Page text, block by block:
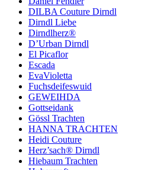
DILBA Couture Dirndl
Dirndl Liebe
Dirndlherz®
D’Urban Dirndl
El Picaflor
Escada
EvaVioletta
Fuchsdeifeswuid
GEWEIHDA
Gottseidank
Gössl Trachten
HANNA TRACHTEN
Heidi Couture
Herz’sach® Dirndl
Hiebaum Trachten